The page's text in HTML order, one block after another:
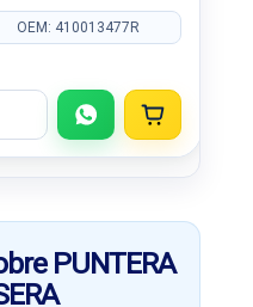
OEM: 410013477R
PUNTERA